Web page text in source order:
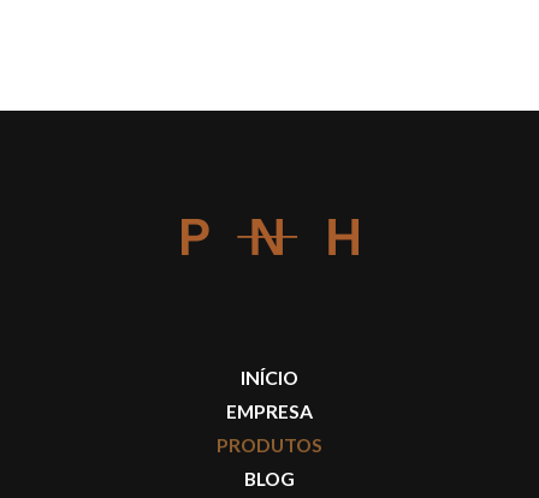
INÍCIO
EMPRESA
PRODUTOS
BLOG